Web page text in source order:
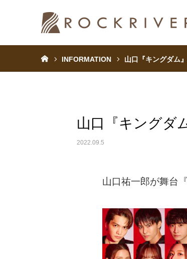
INFORMATION 山口『キングダム
山口『キングダ
2022.09.5
山口祐一郎が舞台